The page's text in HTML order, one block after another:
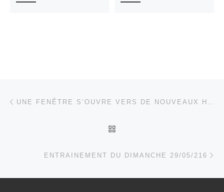
Parcourir les articles
ENTRAINEMENT DU DIMANCHE 29/05/216